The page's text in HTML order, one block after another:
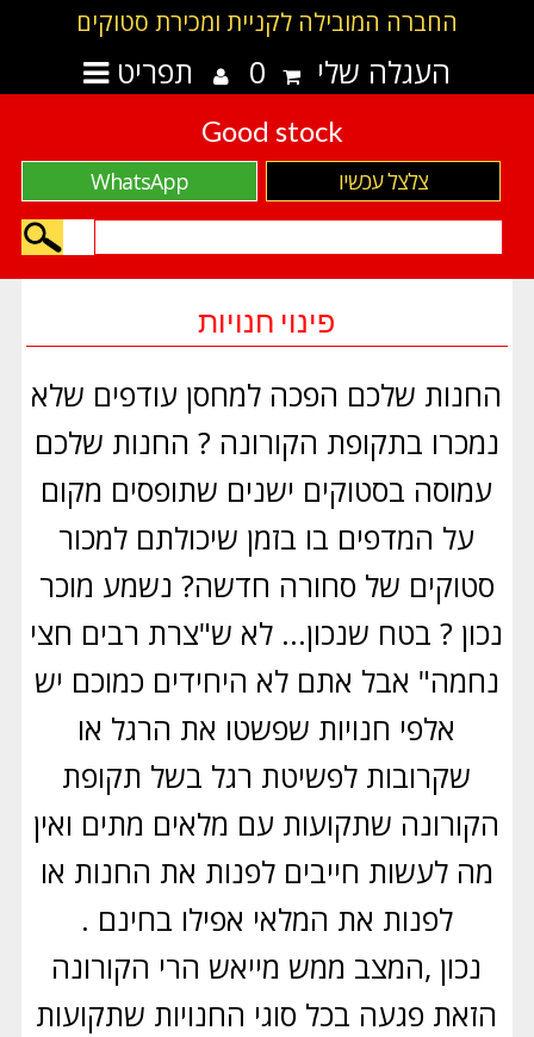
החברה המובילה לקניית ומכירת סטוקים
תפריט העגלה שלי 0
Good stock
WhatsApp צלצל עכשיו
פינוי חנויות
החנות שלכם הפכה למחסן עודפים שלא
נמכרו בתקופת הקורונה ? החנות שלכם
עמוסה בסטוקים ישנים שתופסים מקום
על המדפים בו בזמן שיכולתם למכור
סטוקים של סחורה חדשה? נשמע מוכר
נכון ? בטח שנכון... לא ש"צרת רבים חצי
נחמה" אבל אתם לא היחידים כמוכם יש
אלפי חנויות שפשטו את הרגל או
שקרובות לפשיטת רגל בשל תקופת
הקורונה שתקועות עם מלאים מתים ואין
מה לעשות חייבים לפנות את החנות או
לפנות את המלאי אפילו בחינם .
נכון ,המצב ממש מייאש הרי הקורונה
הזאת פגעה בכל סוגי החנויות שתקועות